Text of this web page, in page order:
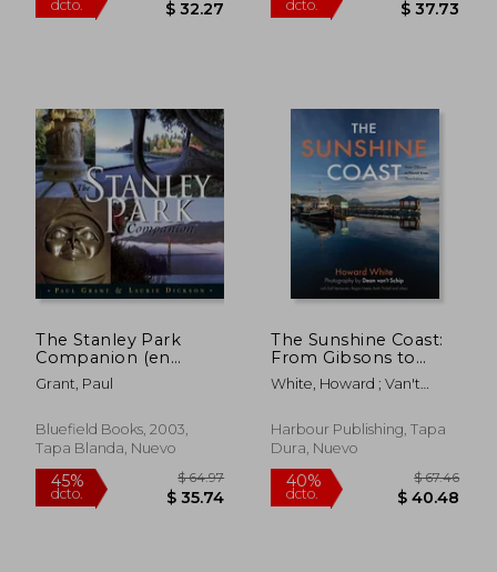
40% $ 53.79 40%
The Stanley Park
Companion (en
Inglés)
Grant, Paul
Bluefield Books, 2003,
Tapa Blanda, Nuevo
The Sunshine Coast:
From Gibsons to
Powell River, 3rd
Edition (en Inglés)
White, Howard ; Van't
Harbour Publishing, Tapa
Dura, Nuevo